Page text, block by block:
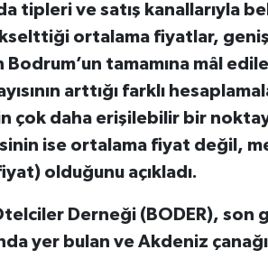
tipleri ve satış kanallarıyla
ortalama fiyatlar,
Bodrum’un tamamına mâl
arttığı farklı
çok daha erişilebilir bir
ise ortalama fiyat değil,
olduğunu açıkladı.
Derneği (BODER), son
yer bulan ve Akdeniz